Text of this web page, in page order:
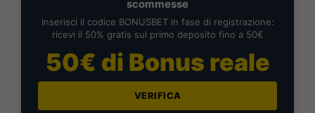
scommesse
Inserisci il codice BONUSBET in fase di registrazione:
ricevi il 50% gratis sul primo deposito fino a 50€
50€ di Bonus reale
VERIFICA